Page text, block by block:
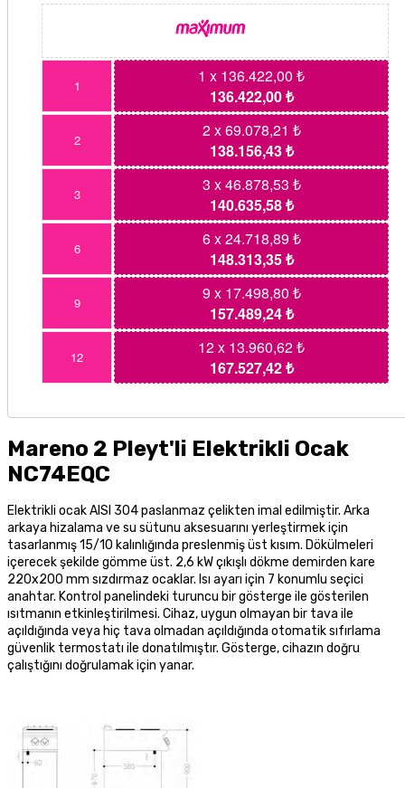
1
1 x 136.422,00 ₺
136.422,00 ₺
2
2 x 69.078,21 ₺
138.156,43 ₺
3
3 x 46.878,53 ₺
140.635,58 ₺
6
6 x 24.718,89 ₺
148.313,35 ₺
9
9 x 17.498,80 ₺
157.489,24 ₺
12
12 x 13.960,62 ₺
167.527,42 ₺
Mareno 2 Pleyt'li Elektrikli Ocak
NC74EQC
Elektrikli ocak AISI 304 paslanmaz çelikten imal edilmiştir. Arka
arkaya hizalama ve su sütunu aksesuarını yerleştirmek için
tasarlanmış 15/10 kalınlığında preslenmiş üst kısım. Dökülmeleri
içerecek şekilde gömme üst. 2,6 kW çıkışlı dökme demirden kare
220x200 mm sızdırmaz ocaklar. Isı ayarı için 7 konumlu seçici
anahtar. Kontrol panelindeki turuncu bir gösterge ile gösterilen
ısıtmanın etkinleştirilmesi. Cihaz, uygun olmayan bir tava ile
açıldığında veya hiç tava olmadan açıldığında otomatik sıfırlama
güvenlik termostatı ile donatılmıştır. Gösterge, cihazın doğru
çalıştığını doğrulamak için yanar.